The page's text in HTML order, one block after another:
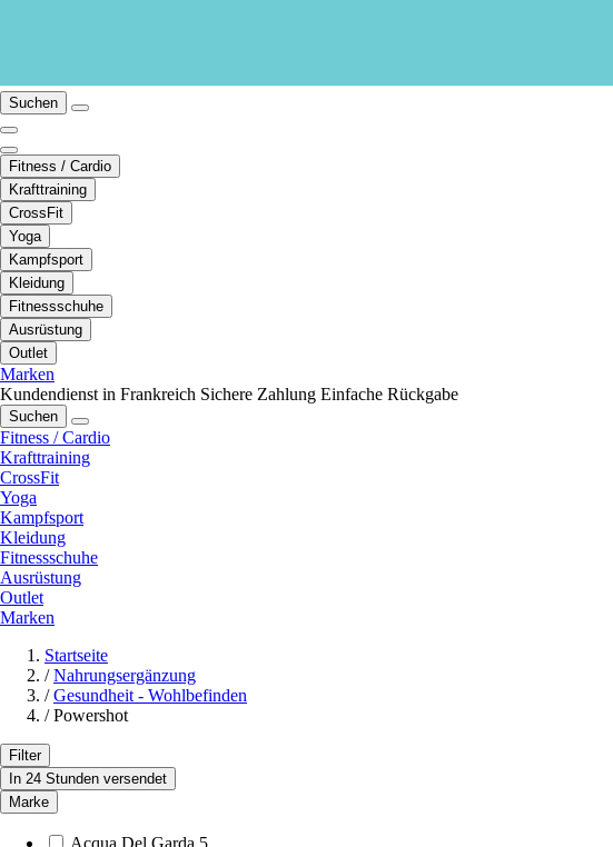
Suchen
Fitness / Cardio
Krafttraining
CrossFit
Yoga
Kampfsport
Kleidung
Fitnessschuhe
Ausrüstung
Outlet
Marken
Kundendienst in Frankreich Sichere Zahlung Einfache Rückgabe
Suchen
Fitness / Cardio
Krafttraining
CrossFit
Yoga
Kampfsport
Kleidung
Fitnessschuhe
Ausrüstung
Outlet
Marken
Startseite
/ Nahrungsergänzung
/ Gesundheit - Wohlbefinden
/ Powershot
Filter
In 24 Stunden versendet
Marke